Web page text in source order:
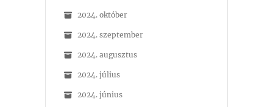
2024. október
2024. szeptember
2024. augusztus
2024. július
2024. június